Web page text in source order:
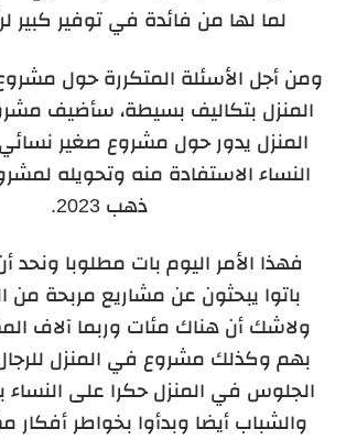
لما لها من فائدة في توفير كبير
ومن أجل الأسئلة المتكررة حول
المنزل بتكاليف بسيطة، سأضيف
المنزل يدور حول مشروع صغير
النساء الاستفادة منه وتحويله
ذهب 2023.
فهذا الأمر اليوم بات مطلوبا ونحد
باتوا يبحثون عن مشاريع مربحة من
ولاشك أن هناك مئات وربما آلاف
بهم وكذلك مشروع في المنزل
الجلوس في المنزل حكرا على النساء
والشباب أيضا وبدأوا بخواطر أفكار